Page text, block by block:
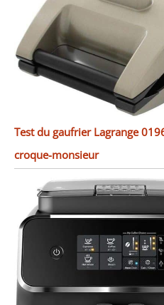
Test du gaufrier Lagrange
croque-monsieur